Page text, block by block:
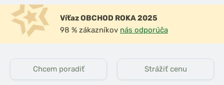
Víťaz OBCHOD ROKA 2025
98 % zákazníkov nás odporúča
Chcem poradiť Strážiť cenu